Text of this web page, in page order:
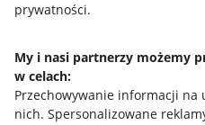
prywatności.
My i nasi partnerzy możemy
w celach:
Przechowywanie informacji
nich. Spersonalizowane
Jak to działa
Allegro Gadane dla
Allegro Gadane dla kupujących